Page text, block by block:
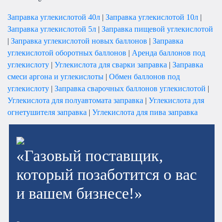
Заправка углекислотой 40л | Заправка углекислотой 10л |
Заправка углекислотой 5л | Заправка пищевой углекислотой
| Заправка углекислотой новых баллонов | Заправка
углекислотой оборотных баллонов | Аренда баллонов под
углекислоту | Углекислота для сварки заправка | Заправка
смеси аргона и углекислоты | Обмен баллонов под
углекислоту | Заправка сварочных баллонов углекислотой |
Углекислота для полуавтомата заправка | Углекислота для
огнетушителя заправка | Углекислота для пива заправка
«Газовый поставщик,
который позаботится о вас
и вашем бизнесе!»